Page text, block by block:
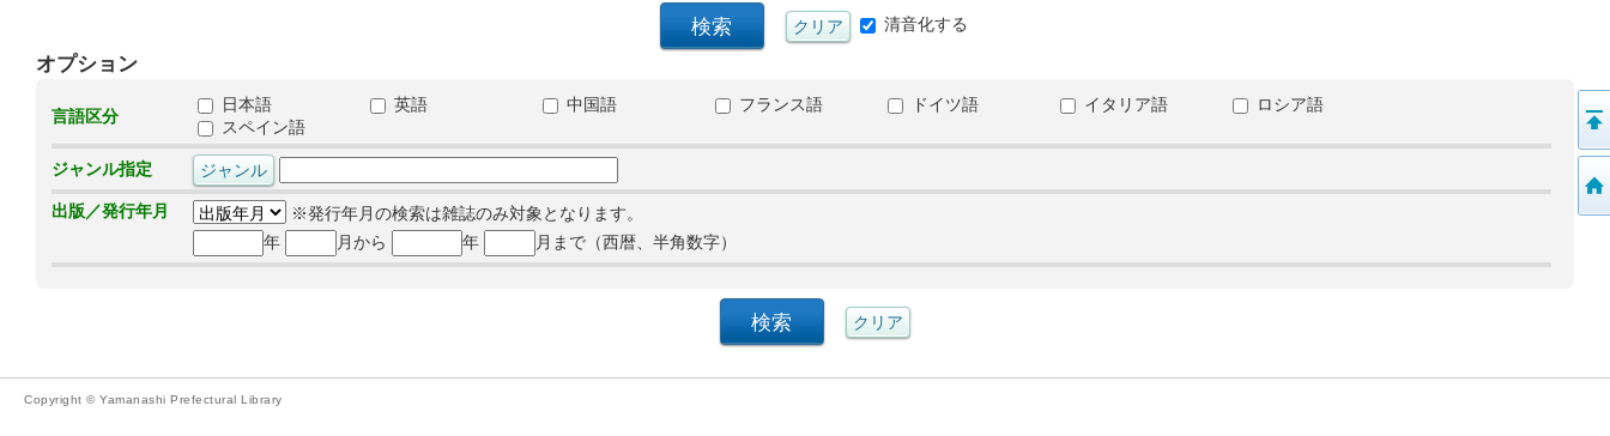
清音化する
オプション
言語区分
日本語 英語 中国語 フランス語 ドイツ語 イタリア語
ロシア語
スペイン語
ジャンル指定
出版／発行年月
※発行年月の検索は雑誌のみ対象となります。
年
月から 年 月まで（西暦、半角数字）
Copyright © Yamanashi Prefectural Library